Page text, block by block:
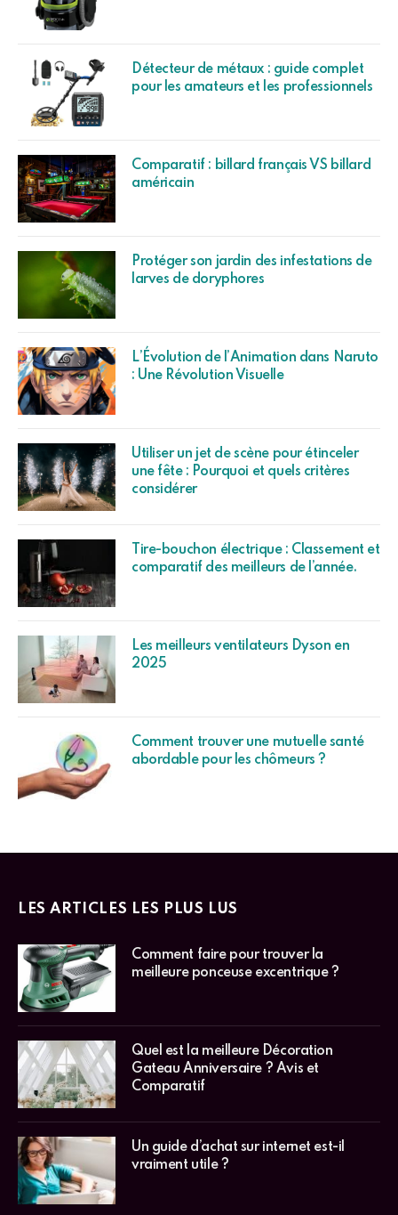
Détecteur de métaux : guide complet
pour les amateurs et les professionnels
Comparatif : billard français VS billard
américain
Protéger son jardin des infestations de
larves de doryphores
L’Évolution de l’Animation dans Naruto
: Une Révolution Visuelle
Utiliser un jet de scène pour étinceler
une fête : Pourquoi et quels critères
considérer
Tire-bouchon électrique : Classement et
comparatif des meilleurs de l’année.
Les meilleurs ventilateurs Dyson en
2025
Comment trouver une mutuelle santé
abordable pour les chômeurs ?
LES ARTICLES LES PLUS LUS
Comment faire pour trouver la
meilleure ponceuse excentrique ?
Quel est la meilleure Décoration
Gateau Anniversaire ? Avis et
Comparatif
Un guide d’achat sur internet est-il
vraiment utile ?